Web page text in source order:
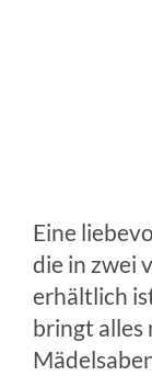
Eine
die in zwei
erhältlich
bringt alles